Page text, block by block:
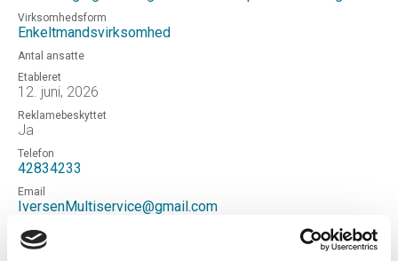
Virksomhedsform
Enkeltmandsvirksomhed
Antal ansatte
Etableret
12. juni, 2026
Reklamebeskyttet
Ja
Telefon
42834233
Email
IversenMultiservice@gmail.com
Hjemmeside
Iversen Multiservice